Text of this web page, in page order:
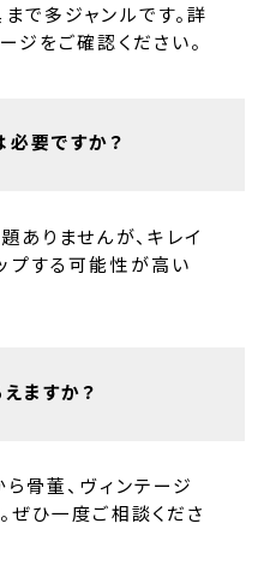
で多ジャンルです。詳
ジをご確認ください。
要ですか？
ありませんが、キレイ
プする可能性が高い
ますか？
ら骨董、ヴィンテージ
ぜひ一度ご相談くださ